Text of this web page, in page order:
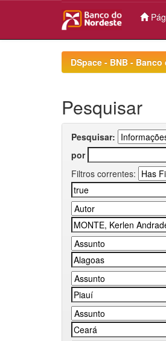
DSpace - BNB -
Pesquisar
Pesquisar:
por
Filtros correntes: